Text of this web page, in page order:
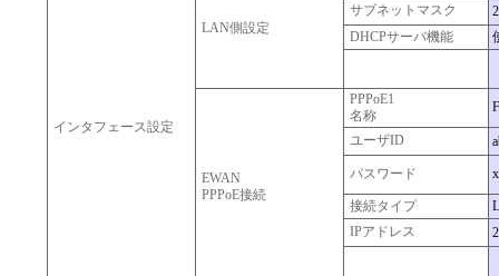
インタフェース設定
LAN側設定
サブネットマスク
DHCPサーバ機能
EWAN
PPPoE接続
PPPoE1
名称
ユーザID
パスワード
接続タイプ
IPアドレス